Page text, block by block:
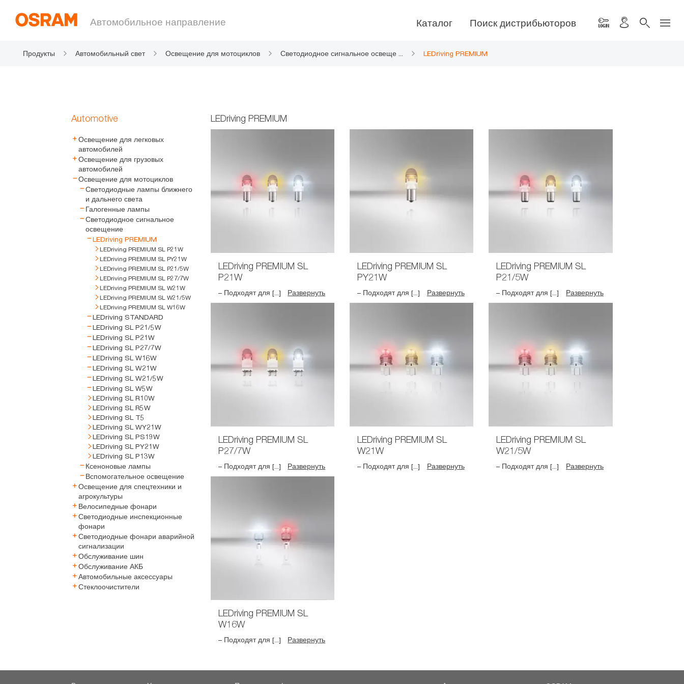
Автомобильное направление Каталог Поиск дистрибьюторов
Продукты Автомобильный свет Освещение для мотоциклов Светодиодное сигнальное освеще LEDriving PREMIUM
Automotive
Освещение для легковых
автомобилей
Освещение для грузовых
автомобилей
Освещение для мотоциклов
Светодиодные лампы ближнего
и дальнего света
Галогенные лампы
Светодиодное сигнальное
освещение
LEDriving PREMIUM
LEDriving PREMIUM SL P21W
LEDriving PREMIUM SL PY21W
LEDriving PREMIUM SL P21/5W
LEDriving PREMIUM SL P27/7W
LEDriving PREMIUM SL W21W
LEDriving PREMIUM SL W21/5W
LEDriving PREMIUM SL W16W
LEDriving STANDARD
LEDriving SL P21/5W
LEDriving SL P21W
LEDriving SL P27/7W
LEDriving SL W16W
LEDriving SL W21W
LEDriving SL W21/5W
LEDriving SL W5W
LEDriving SL R10W
LEDriving SL R5W
LEDriving SL T5
LEDriving SL WY21W
LEDriving SL PS19W
LEDriving SL PY21W
LEDriving SL P13W
Ксеноновые лампы
Вспомогательное освещение
Освещение для спецтехники и
агрокультуры
Велосипедные фонари
Светодиодные инспекционные
фонари
Светодиодные фонари аварийной
сигнализации
Обслуживание шин
Обслуживание АКБ
Автомобильные аксессуары
Стеклоочистители
LEDriving PREMIUM
LEDriving PREMIUM SL
P21W
– Подходят для [...] Развернуть
LEDriving PREMIUM SL
PY21W
– Подходят для [...] Развернуть
LEDriving PREMIUM SL
P21/5W
– Подходят для [...] Развернуть
LEDriving PREMIUM SL
P27/7W
– Подходят для [...] Развернуть
LEDriving PREMIUM SL
W21W
– Подходят для [...] Развернуть
LEDriving PREMIUM SL
W21/5W
– Подходят для [...] Развернуть
LEDriving PREMIUM SL
W16W
– Подходят для [...] Развернуть